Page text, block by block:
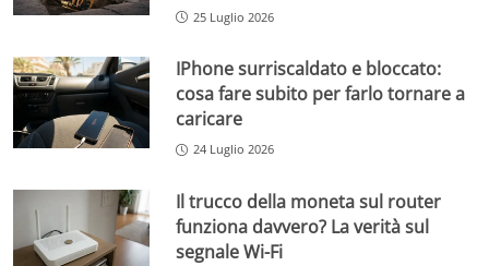
25 Luglio 2026
IPhone surriscaldato e bloccato:
cosa fare subito per farlo tornare a
caricare
24 Luglio 2026
Il trucco della moneta sul router
funziona davvero? La verità sul
segnale Wi-Fi